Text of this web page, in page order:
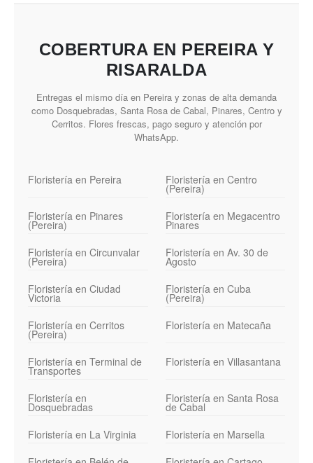
COBERTURA EN PEREIRA Y
RISARALDA
Entregas el mismo día en Pereira y zonas de alta demanda
como Dosquebradas, Santa Rosa de Cabal, Pinares, Centro y
Cerritos. Flores frescas, pago seguro y atención por
WhatsApp.
Floristería en Pereira Floristería en Centro
(Pereira)
Floristería en Pinares
(Pereira)
Floristería en Megacentro
Pinares
Floristería en Circunvalar
(Pereira)
Floristería en Av. 30 de
Agosto
Floristería en Ciudad
Victoria
Floristería en Cuba
(Pereira)
Floristería en Cerritos
(Pereira)
Floristería en Matecaña
Floristería en Terminal de
Transportes
Floristería en Villasantana
Floristería en
Dosquebradas
Floristería en Santa Rosa
de Cabal
Floristería en La Virginia
Floristería en Marsella